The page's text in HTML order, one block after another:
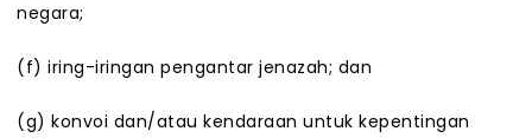
negara;
(f) iring-iringan pengantar jenazah; dan
(g) konvoi dan/atau kendaraan untuk kepentingan